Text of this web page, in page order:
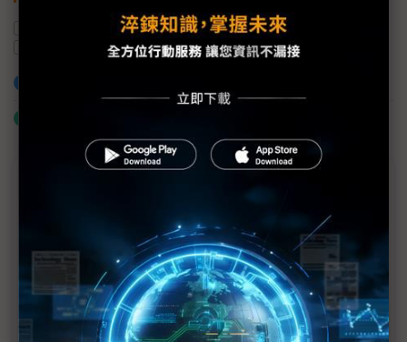
英特爾 台積電
蘋果
MLCC訂單過熱、出貨比創高 村田示警全球AI基
建熱潮將趨緩
2027全年記憶體產能提前售罄 買家「祕而不
宣」只怕買不夠